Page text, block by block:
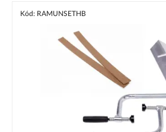
Kód: RAMUNSETHB